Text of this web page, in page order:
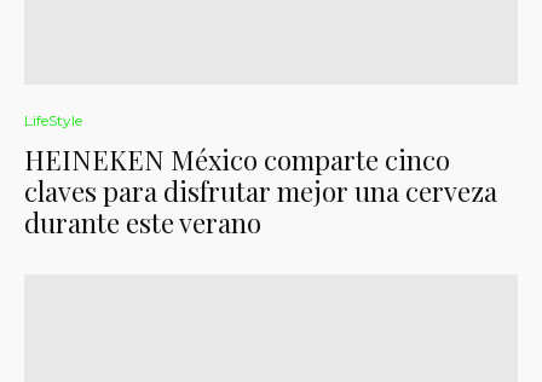
LifeStyle
HEINEKEN México comparte cinco
claves para disfrutar mejor una cerveza
durante este verano